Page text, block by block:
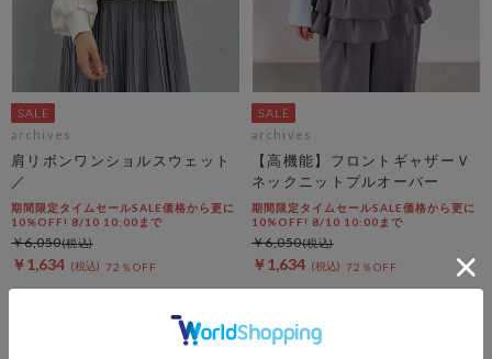
archives
肩リボンワンショルスウェット
／
期間限定タイムセールSALE価格から更に
10%OFF! 8/10 10:00まで
￥1,634 72％OFF
￥6,050
archives
【高機能】フロントギャザーＶ
ネックニットプルオーバー
期間限定タイムセールSALE価格から更に
10%OFF! 8/10 10:00まで
￥1,634 72％OFF
￥6,050